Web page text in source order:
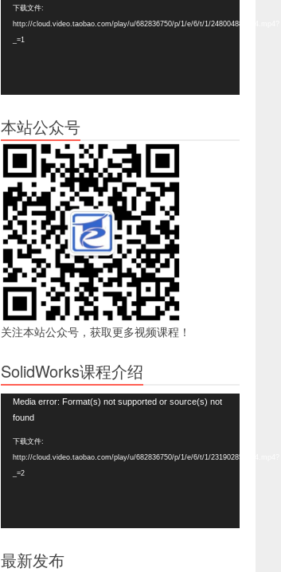
下载文件:
http://cloud.video.taobao.com/play/u/682836750/p/1/e/6/t/1/248004888864.mp4?
_=1
本站公众号
关注本站公众号，获取更多视频课程！
SolidWorks课程介绍
Media error: Format(s) not supported or source(s) not
found
下载文件:
http://cloud.video.taobao.com/play/u/682836750/p/1/e/6/t/1/231902857024.mp4?
_=2
最新发布